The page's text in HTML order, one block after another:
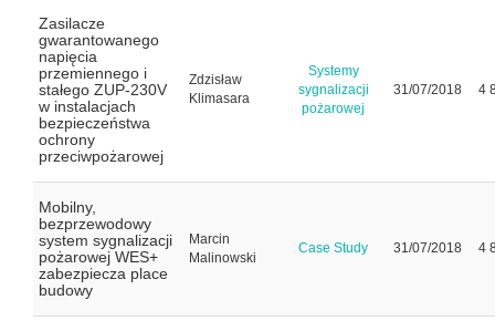
Zasilacze
gwarantowanego
napięcia
przemiennego i
stałego ZUP-230V
w instalacjach
bezpieczeństwa
ochrony
przeciwpożarowej
Zdzisław
Klimasara
Systemy
sygnalizacji
pożarowej
31/07/2018 4
Mobilny,
bezprzewodowy
system sygnalizacji
pożarowej WES+
zabezpiecza place
budowy
Marcin
Malinowski
Case Study 31/07/2018 4